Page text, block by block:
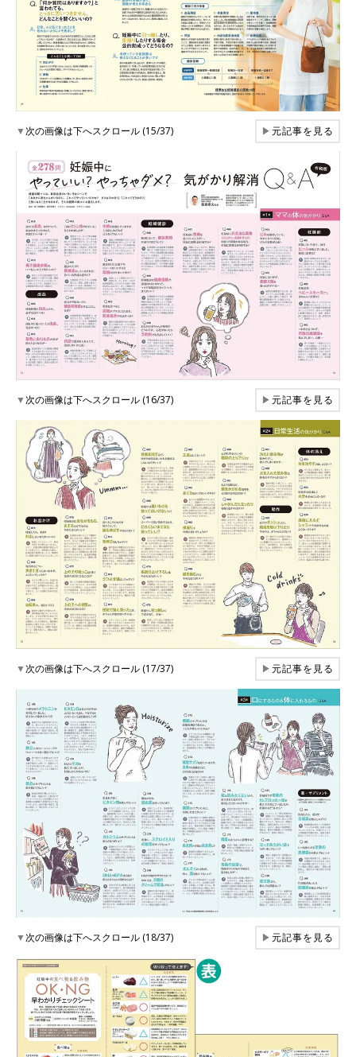
▼次の画像は下へスクロール (15/37) ▶元記事を見る
▼次の画像は下へスクロール (16/37) ▶元記事を見る
▼次の画像は下へスクロール (17/37) ▶元記事を見る
▼次の画像は下へスクロール (18/37) ▶元記事を見る